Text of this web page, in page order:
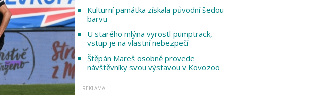
Kulturní památka získala původní šedou
barvu
U starého mlýna vyrostl pumptrack,
vstup je na vlastní nebezpečí
Štěpán Mareš osobně provede
návštěvníky svou výstavou v Kovozoo